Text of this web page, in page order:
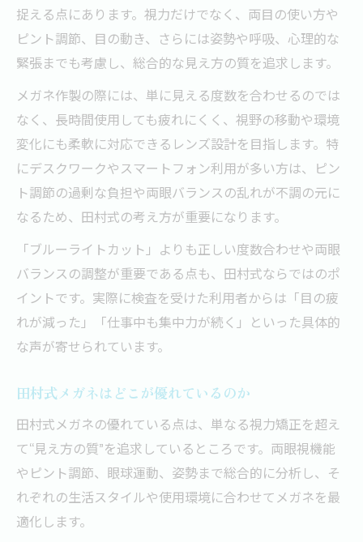
捉える点にあります。視力だけでなく、両目の使い方や
ピント調節、目の動き、さらには姿勢や呼吸、心理的な
緊張までも考慮し、総合的な見え方の質を追求します。
メガネ作製の際には、単に見える度数を合わせるのでは
なく、長時間使用しても疲れにくく、視野の移動や環境
変化にも柔軟に対応できるレンズ設計を目指します。特
にデスクワークやスマートフォン利用が多い方は、ピン
ト調節の過剰な負担や両眼バランスの乱れが不調の元に
なるため、田村式の考え方が重要になります。
「ブルーライトカット」よりも正しい度数合わせや両眼
バランスの調整が重要である点も、田村式ならではのポ
イントです。実際に検査を受けた利用者からは「目の疲
れが減った」「仕事中も集中力が続く」といった具体的
な声が寄せられています。
田村式メガネはどこが優れているのか
田村式メガネの優れている点は、単なる視力矯正を超え
て“見え方の質”を追求しているところです。両眼視機能
やピント調節、眼球運動、姿勢まで総合的に分析し、そ
れぞれの生活スタイルや使用環境に合わせてメガネを最
適化します。